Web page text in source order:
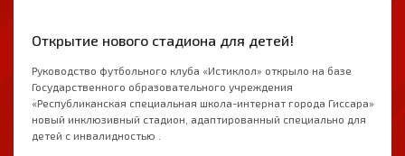
Открытие нового стадиона для детей!
Руководство футбольного клуба «Истиклол» открыло на базе
Государственного образовательного учреждения
«Республиканская специальная школа-интернат города Гиссара»
новый инклюзивный стадион, адаптированный специально для
детей с инвалидностью .